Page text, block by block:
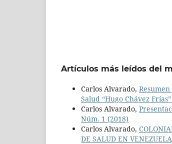
Artículos más leídos del
Carlos Alvarado,
Salud “Hugo Chávez Frías”
Carlos Alvarado,
Núm. 1 (2018)
Carlos Alvarado,
DE SALUD EN VENEZUELA